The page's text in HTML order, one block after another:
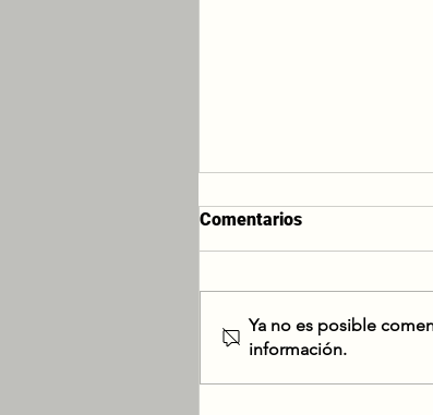
Hormigón Entablado:
Comentarios
Ya no es posible
información.